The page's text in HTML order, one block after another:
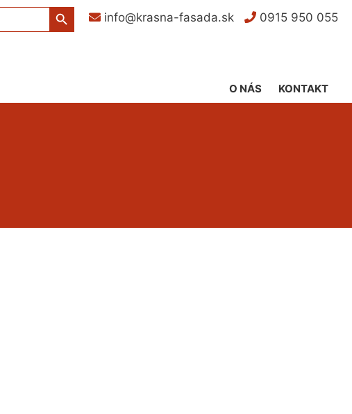
Search Button
info@krasna-fasada.sk
0915 950 055
KONTAKT
O NÁS